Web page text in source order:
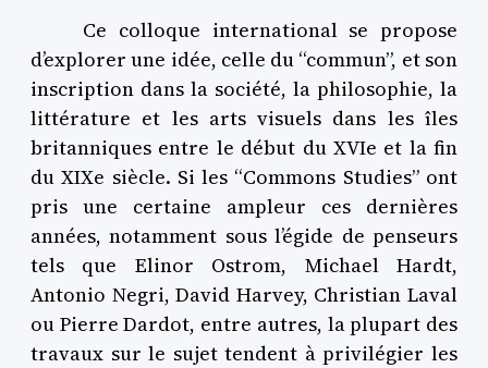
Ce colloque international se propose
d’explorer une idée, celle du “commun”, et son
inscription dans la société, la philosophie, la
littérature et les arts visuels dans les îles
britanniques entre le début du XVIe et la fin
du XIXe siècle. Si les “Commons Studies” ont
pris une certaine ampleur ces dernières
années, notamment sous l’égide de penseurs
tels que Elinor Ostrom, Michael Hardt,
Antonio Negri, David Harvey, Christian Laval
ou Pierre Dardot, entre autres, la plupart des
travaux sur le sujet tendent à privilégier les